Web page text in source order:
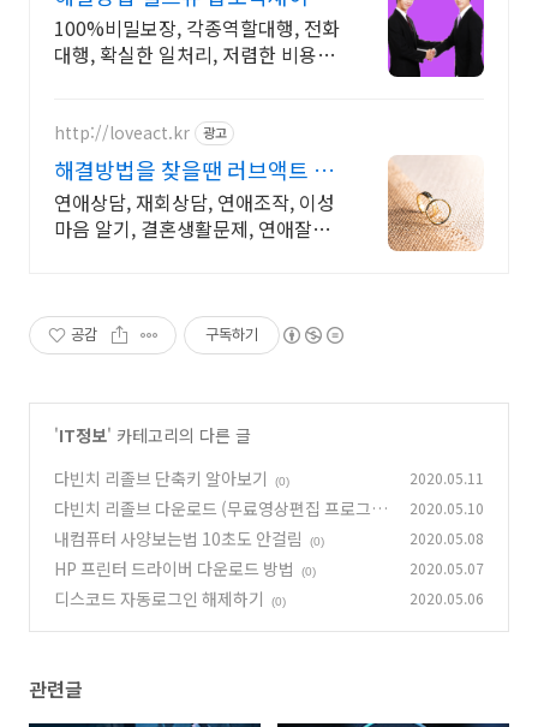
역할대행, 상황연출 전문업체
100%비밀보장, 각종역할대행, 전화
대행, 확실한 일처리, 저렴한 비용,
이던 해결이 가능합니다.
http://loveact.kr 광고
해결방법을 찾을땐 러브액트 실
전경험이 가장 많은 업체
연애상담, 재회상담, 연애조작, 이성
마음 알기, 결혼생활문제, 연애잘하
공감 구독하기
'IT정보' 카테고리의 다른 글
다빈치 리졸브 단축키 알아보기
(0) 2020.05.11
다빈치 리졸브 다운로드 (무료영상편집 프로그
램) (1)
2020.05.10
내컴퓨터 사양보는법 10초도 안걸림 (0) 2020.05.08
HP 프린터 드라이버 다운로드 방법 (0) 2020.05.07
디스코드 자동로그인 해제하기 (0) 2020.05.06
관련글